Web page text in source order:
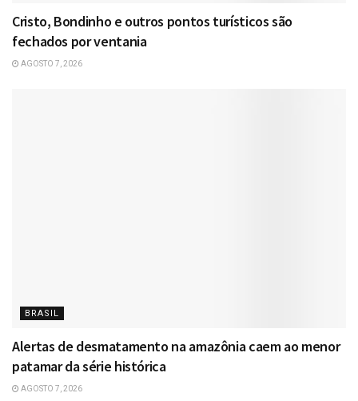
Cristo, Bondinho e outros pontos turísticos são
fechados por ventania
AGOSTO 7, 2026
BRASIL
Alertas de desmatamento na amazônia caem ao menor
patamar da série histórica
AGOSTO 7, 2026